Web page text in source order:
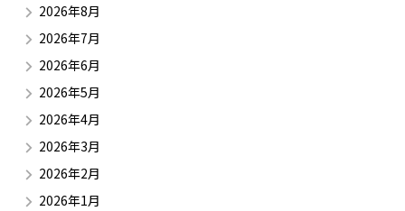
2026年8月
2026年7月
2026年6月
2026年5月
2026年4月
2026年3月
2026年2月
2026年1月